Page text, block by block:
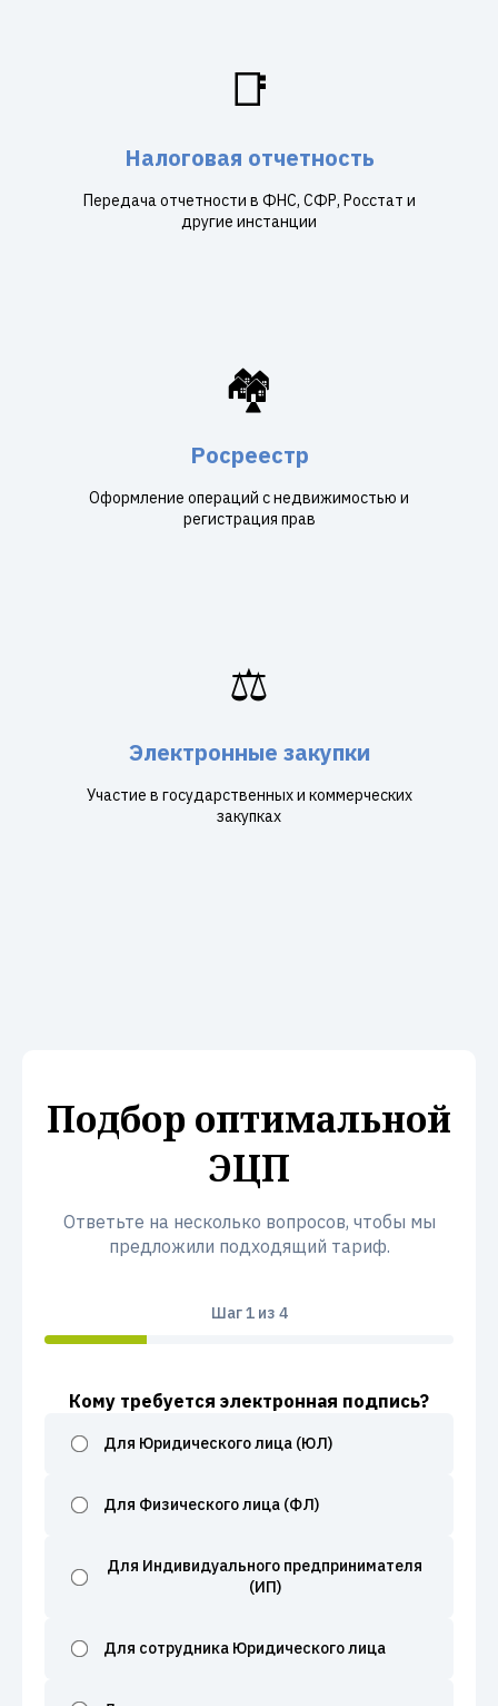
📑
Налоговая отчетность
Передача отчетности в ФНС, СФР, Росстат и
другие инстанции
🏘️
Росреестр
Оформление операций с недвижимостью и
регистрация прав
⚖️
Электронные закупки
Участие в государственных и коммерческих
закупках
Подбор оптимальной
ЭЦП
Ответьте на несколько вопросов, чтобы мы
предложили подходящий тариф.
Шаг1из 4
Кому требуется электронная подпись?
Для Юридического лица (ЮЛ)
Для Физического лица (ФЛ)
Для Индивидуального предпринимателя
(ИП)
Для сотрудника Юридического лица